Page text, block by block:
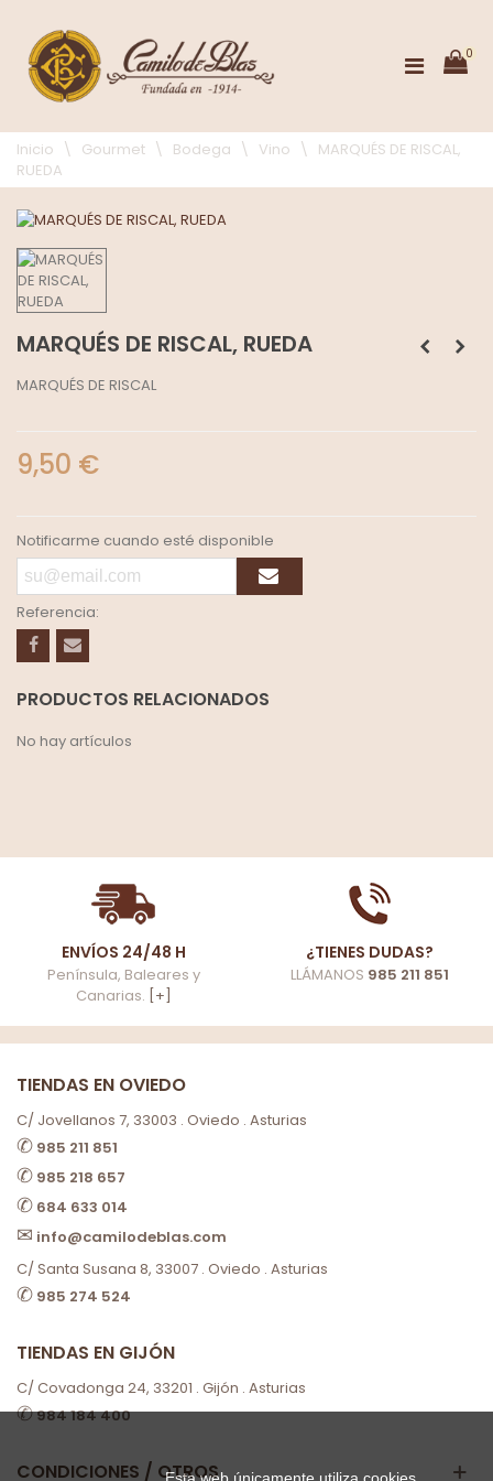
0
Inicio \ Gourmet \ Bodega \ Vino \
MARQUÉS DE RISCAL,
RUEDA
MARQUÉS DE RISCAL, RUEDA
MARQUÉS DE RISCAL
9,50 €
Notificarme cuando esté disponible
Referencia:
PRODUCTOS RELACIONADOS
No hay artículos
ENVÍOS 24/48 H
Península, Baleares y
Canarias. [+]
¿TIENES DUDAS?
LLÁMANOS 985 211 851
TIENDAS EN OVIEDO
C/ Jovellanos 7, 33003 . Oviedo . Asturias
✆ 985 211 851
✆ 985 218 657
✆ 684 633 014
✉ info@camilodeblas.com
C/ Santa Susana 8, 33007 . Oviedo . Asturias
✆ 985 274 524
TIENDAS EN GIJÓN
C/ Covadonga 24, 33201 . Gijón . Asturias
✆984 184 400
CONDICIONES / OTROS